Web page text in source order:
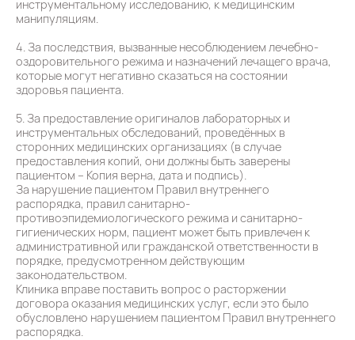
инструментальному исследованию, к медицинским
манипуляциям.
4. За последствия, вызванные несоблюдением лечебно-
оздоровительного режима и назначений лечащего врача,
которые могут негативно сказаться на состоянии
здоровья пациента.
5. За предоставление оригиналов лабораторных и
инструментальных обследований, проведённых в
сторонних медицинских организациях (в случае
предоставления копий, они должны быть заверены
пациентом – Копия верна, дата и подпись).
За нарушение пациентом Правил внутреннего
распорядка, правил санитарно-
противоэпидемиологического режима и санитарно-
гигиенических норм, пациент может быть привлечен к
административной или гражданской ответственности в
порядке, предусмотренном действующим
законодательством.
Клиника вправе поставить вопрос о расторжении
договора оказания медицинских услуг, если это было
обусловлено нарушением пациентом Правил внутреннего
распорядка.